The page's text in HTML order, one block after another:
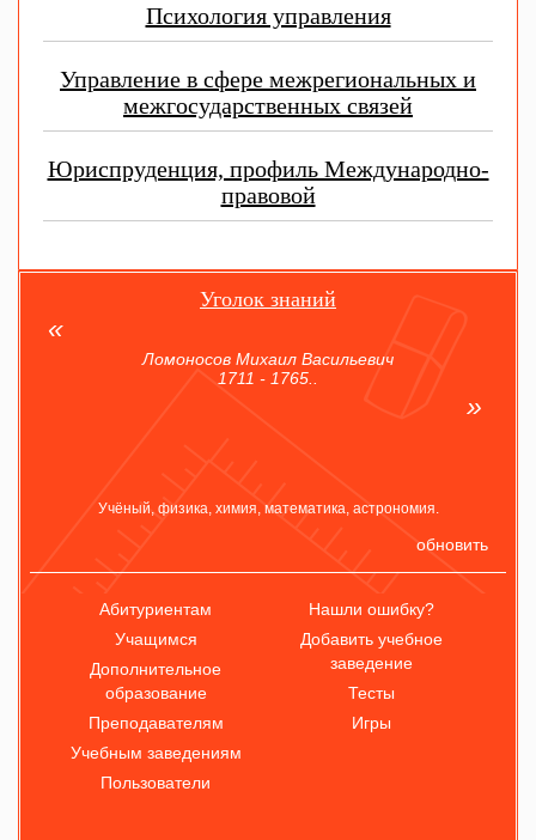
Психология управления
Управление в сфере межрегиональных и
межгосударственных связей
Юриспруденция, профиль Международно-
правовой
Уголок знаний
Ломоносов Михаил Васильевич
1711 - 1765..
Учёный, физика, химия, математика, астрономия.
обновить
Абитуриентам
Учащимся
Дополнительное
образование
Преподавателям
Учебным заведениям
Пользователи
Нашли ошибку?
Добавить учебное
заведение
Тесты
Игры